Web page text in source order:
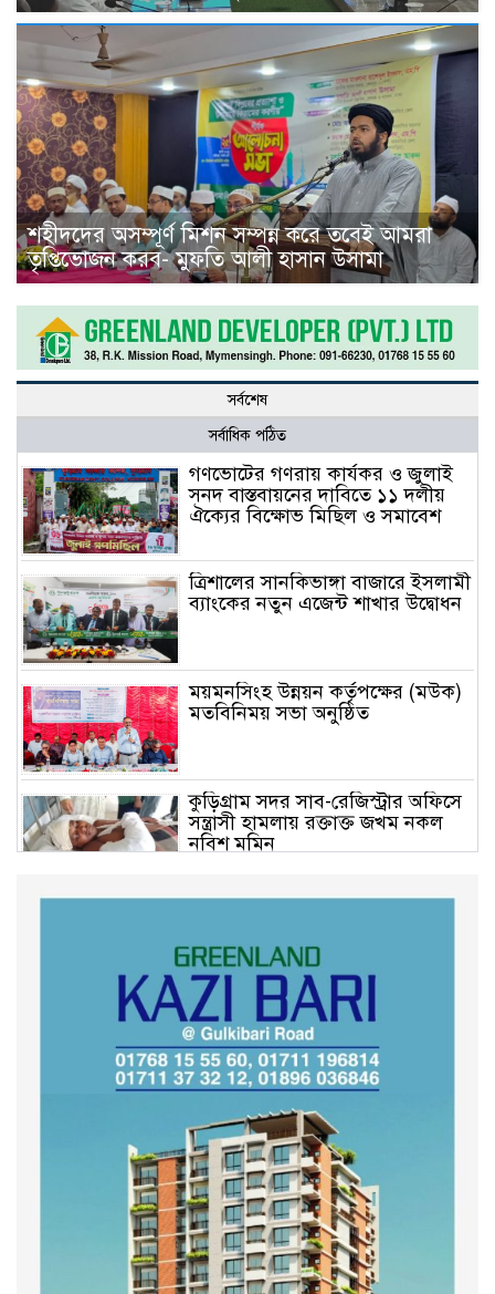
শহীদদের অসম্পূর্ণ মিশন সম্পন্ন করে তবেই আমরা
তৃপ্তিভোজন করব- মুফতি আলী হাসান উসামা
সর্বশেষ
সর্বাধিক পঠিত
গণভোটের গণরায় কার্যকর ও জুলাই
সনদ বাস্তবায়নের দাবিতে ১১ দলীয়
ঐক্যের বিক্ষোভ মিছিল ও সমাবেশ
ত্রিশালের সানকিভাঙ্গা বাজারে ইসলামী
ব্যাংকের নতুন এজেন্ট শাখার উদ্বোধন
ময়মনসিংহ উন্নয়ন কর্তৃপক্ষের (মউক)
মতবিনিময় সভা অনুষ্ঠিত
কুড়িগ্রাম সদর সাব-রেজিস্ট্রার অফিসে
সন্ত্রাসী হামলায় রক্তাক্ত জখম নকল
নবিশ মমিন
অনুষ্ঠিত
কুড়িগ্রাম কৃষি বিশ্ববিদ্যালয়ের স্থায়ী
ক্যাম্পাস নির্মাণে ইউজিসির সমন্বয়
সভা অনুষ্ঠিত
শহীদদের অসম্পূর্ণ মিশন সম্পন্ন করে
তবেই আমরা তৃপ্তিভোজন করব-
মুফতি আলী হাসান উসামা
দেশ গড়তে জুলাই জাগরণ’ কর্মসূচির
অংশ হিসেবে এনসিপির জুলাই
পথসভসায়- নাসীরুদ্দীন পাটওয়ারী